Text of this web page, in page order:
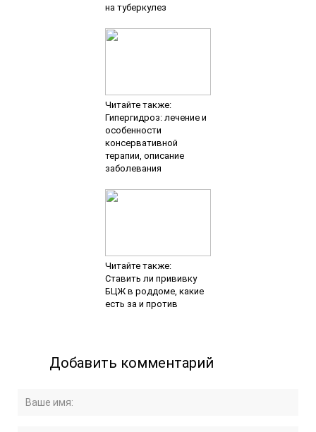
на туберкулез
Читайте также:
Гипергидроз: лечение и
особенности
консервативной
терапии, описание
заболевания
Читайте также:
Ставить ли прививку
БЦЖ в роддоме, какие
есть за и против
Добавить комментарий